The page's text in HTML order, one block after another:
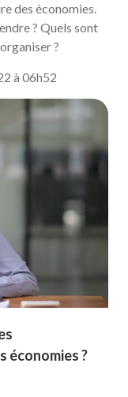
des économies.
? Quels sont
?
à 06h52
économies ?